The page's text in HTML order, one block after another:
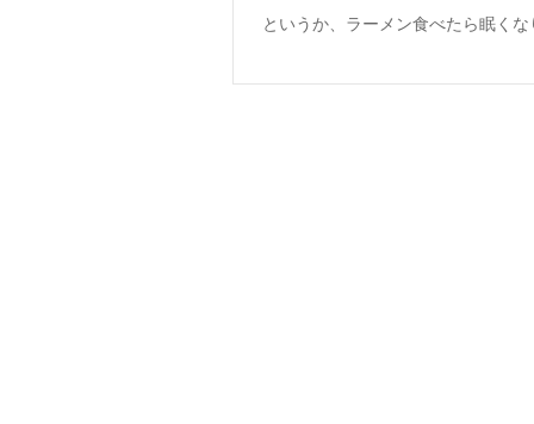
というか、ラーメン食べたら眠く